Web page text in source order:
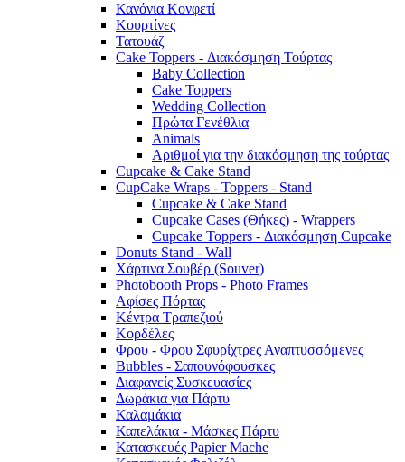
Κανόνια Κονφετί
Κουρτίνες
Τατουάζ
Cake Toppers - Διακόσμηση Τούρτας
Baby Collection
Cake Toppers
Wedding Collection
Πρώτα Γενέθλια
Animals
Αριθμοί για την διακόσμηση της τούρτας
Cupcake & Cake Stand
CupCake Wraps - Toppers - Stand
Cupcake & Cake Stand
Cupcake Cases (Θήκες) - Wrappers
Cupcake Toppers - Διακόσμηση Cupcake
Donuts Stand - Wall
Χάρτινα Σουβέρ (Souver)
Photobooth Props - Photo Frames
Αφίσες Πόρτας
Κέντρα Τραπεζιού
Κορδέλες
Φρου - Φρου Σφυρίχτρες Αναπτυσσόμενες
Bubbles - Σαπουνόφουσκες
Διαφανείς Συσκευασίες
Δωράκια για Πάρτυ
Καλαμάκια
Καπελάκια - Μάσκες Πάρτυ
Κατασκευές Papier Mache